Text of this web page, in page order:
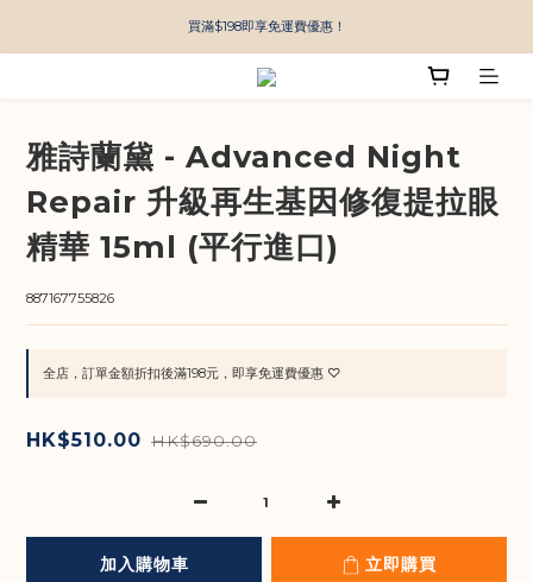
買滿$198即享免運費優惠！
雅詩蘭黛 - Advanced Night
Repair 升級再生基因修復提拉眼
精華 15ml (平行進口)
887167755826
全店，訂單金額折扣後滿198元，即享免運費優惠 ♡
HK$510.00 HK$690.00
加入購物車 立即購買